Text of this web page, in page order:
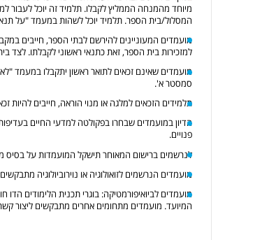
מיוחד מהמנחה הממליץ לקבלו. תלמיד זה יוכל לעבור
המסלול/בית הספר. תלמיד יוכל לשהות במעמד "על
מועמדים המעוניינים להירשם לבתי הספר, חייבים
למזכירות בית הספר, זאת כתנאי ראשוני לקבלתו. לצד
מועמדים שאינם זכאים לתואר ראשון יתקבלו במעמד "לא
סמסטר א'.
תלמידים הזכאים למלגה או מנוי הוראה, חייבים להיות
הדיון במועמדים שבחרו בפקולטה למדעי החיים
פנויים.
לנרשמים ברישום המאוחר תישקל המועמדות על בסיס
מועמדים הנרשמים לזואולוגיה או נוירוביולוגיה
מועמדים לביואיפורמטיקה: בוגרי תכנית הלימודים
המיועד. מועמדים מתחומים אחרים מתבקשים ליצור